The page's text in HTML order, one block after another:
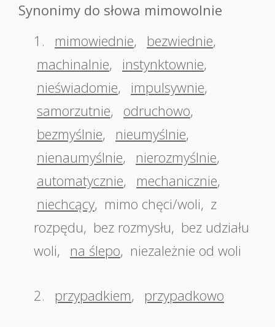
Synonimy do słowa mimowolnie
1.
mimowiednie, bezwiednie,
machinalnie, instynktownie,
nieświadomie, impulsywnie,
samorzutnie, odruchowo,
bezmyślnie, nieumyślnie,
nienaumyślnie, nierozmyślnie,
automatycznie, mechanicznie,
niechcący, mimo chęci/woli, z
rozpędu, bez rozmysłu, bez udziału
woli, na ślepo, niezależnie od woli
2. przypadkiem, przypadkowo